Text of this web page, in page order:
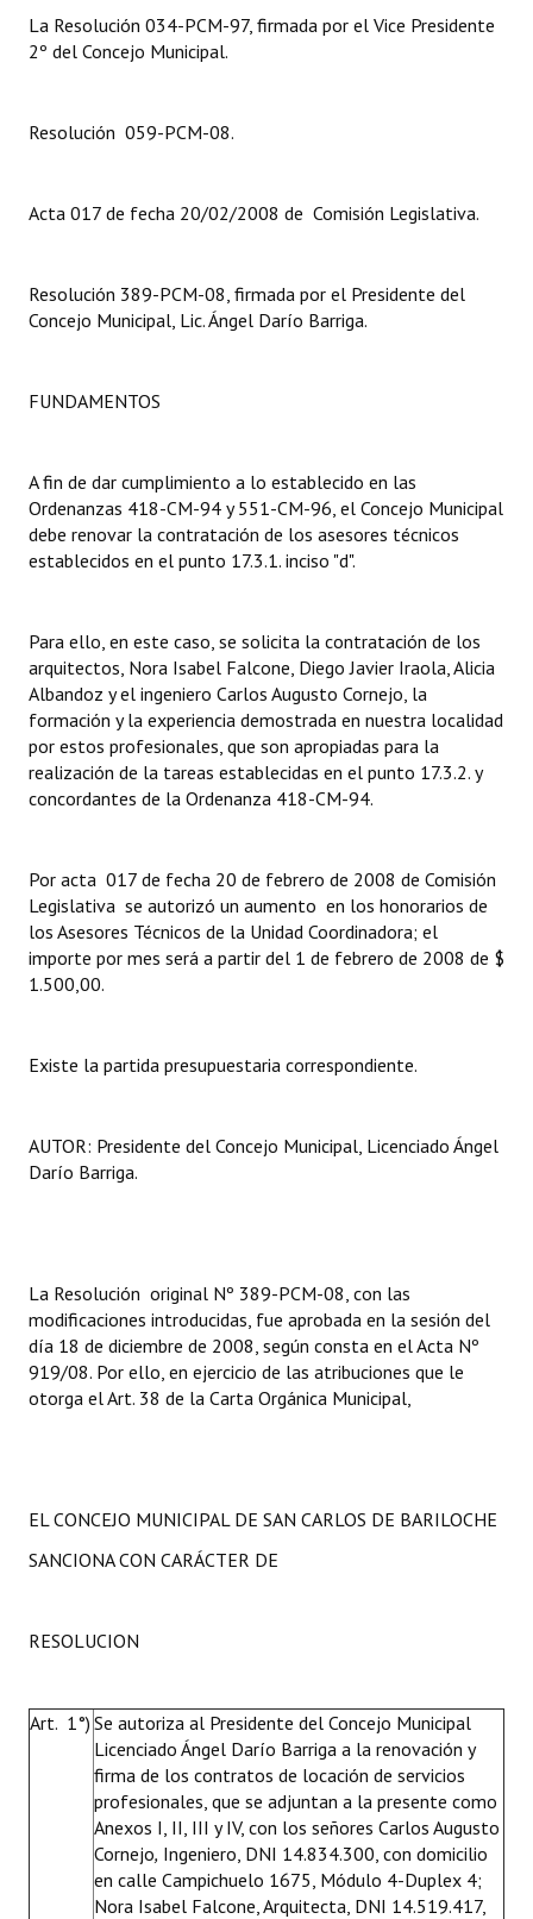
La Resolución 034-PCM-97, firmada por el Vice Presidente
2º del Concejo Municipal.
Resolución 059-PCM-08.
Acta 017 de fecha 20/02/2008 de Comisión Legislativa.
Resolución 389-PCM-08, firmada por el Presidente del
Concejo Municipal, Lic. Ángel Darío Barriga.
FUNDAMENTOS
A fin de dar cumplimiento a lo establecido en las
Ordenanzas 418-CM-94 y 551-CM-96, el Concejo Municipal
debe renovar la contratación de los asesores técnicos
establecidos en el punto 17.3.1. inciso "d".
Para ello, en este caso, se solicita la contratación de los
arquitectos, Nora Isabel Falcone, Diego Javier Iraola, Alicia
Albandoz y el ingeniero Carlos Augusto Cornejo, la
formación y la experiencia demostrada en nuestra localidad
por estos profesionales, que son apropiadas para la
realización de la tareas establecidas en el punto 17.3.2. y
concordantes de la Ordenanza 418-CM-94.
Por acta 017 de fecha 20 de febrero de 2008 de Comisión
Legislativa se autorizó un aumento en los honorarios de
los Asesores Técnicos de la Unidad Coordinadora; el
importe por mes será a partir del 1 de febrero de 2008 de $
1.500,00.
Existe la partida presupuestaria correspondiente.
AUTOR: Presidente del Concejo Municipal, Licenciado Ángel
Darío Barriga.
La Resolución original Nº 389-PCM-08, con las
modificaciones introducidas, fue aprobada en la sesión del
día 18 de diciembre de 2008, según consta en el Acta Nº
919/08. Por ello, en ejercicio de las atribuciones que le
otorga el Art. 38 de la Carta Orgánica Municipal,
EL CONCEJO MUNICIPAL DE SAN CARLOS DE BARILOCHE
SANCIONA CON CARÁCTER DE
RESOLUCION
Art. 1°) Se autoriza al Presidente del Concejo Municipal
Licenciado Ángel Darío Barriga a la renovación y
firma de los contratos de locación de servicios
profesionales, que se adjuntan a la presente como
Anexos I, II, III y IV, con los señores Carlos Augusto
Cornejo, Ingeniero, DNI 14.834.300, con domicilio
en calle Campichuelo 1675, Módulo 4-Duplex 4;
Nora Isabel Falcone, Arquitecta, DNI 14.519.417,